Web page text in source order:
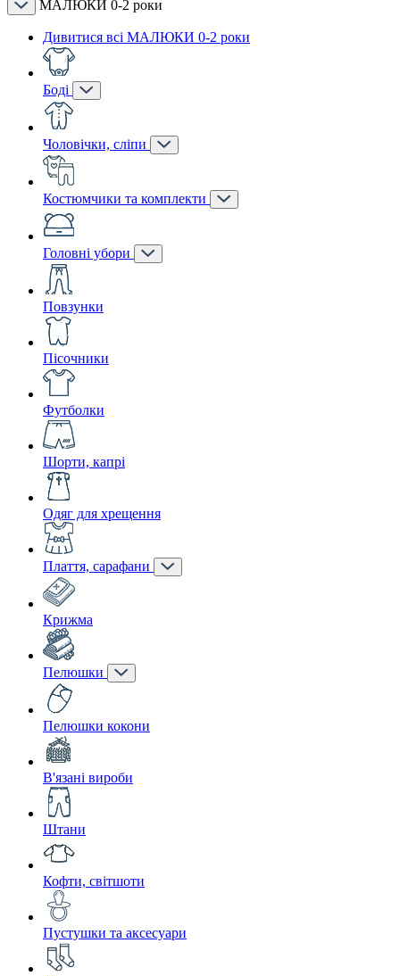
МАЛЮКИ 0-2 роки
Дивитися всі МАЛЮКИ 0-2 роки
Боді
Чоловічки, сліпи
Костюмчики та комплекти
Головні убори
Повзунки
Пісочники
Футболки
Шорти, капрі
Одяг для хрещення
Плаття, сарафани
Крижма
Пелюшки
Пелюшки кокони
В'язані вироби
Штани
Кофти, світшоти
Пустушки та аксесуари